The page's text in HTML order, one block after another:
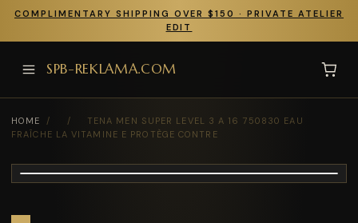
COMPLIMENTARY SHIPPING OVER $150 · PRIVATE ATELIER
EDIT
SPB-REKLAMA.COM
HOME / /
TENA MEN SUPER LEVEL 3 A 16 750830 EAU
FRAÎCHE LA VITAMINE E PROTÈGE CONTRE